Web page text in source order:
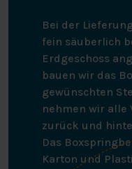
Bei der
fein säuberlich
Erdgeschoss
bauen wir das
gewünschten
nehmen wir alle
zurück und
Das
Karton und